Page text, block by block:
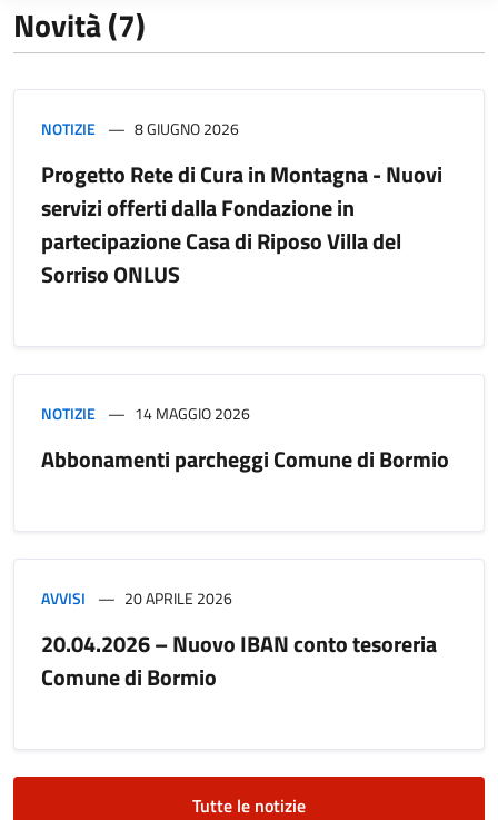
Novità (7)
NOTIZIE 8 GIUGNO 2026
Progetto Rete di Cura in Montagna - Nuovi
servizi offerti dalla Fondazione in
partecipazione Casa di Riposo Villa del
Sorriso ONLUS
NOTIZIE 14 MAGGIO 2026
Abbonamenti parcheggi Comune di Bormio
AVVISI 20 APRILE 2026
20.04.2026 – Nuovo IBAN conto tesoreria
Comune di Bormio
Tutte le notizie